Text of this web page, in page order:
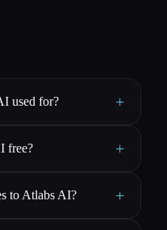
used for? +
free? +
to Atlabs AI? +